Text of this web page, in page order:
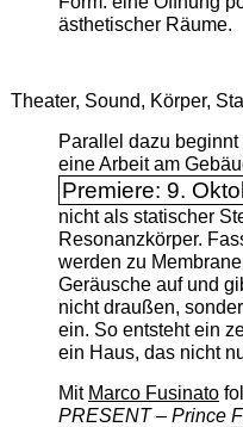
ästhetischer Räume.
Theater, Sound, Körper,
Parallel dazu beginnt
eine Arbeit am
Premiere: 9.
nicht als statischer
Resonanzkörper.
werden zu
Geräusche auf und
nicht draußen,
ein. So entsteht ein
ein Haus, das nicht
Mit Marco Fusinato
PRESENT – Prince